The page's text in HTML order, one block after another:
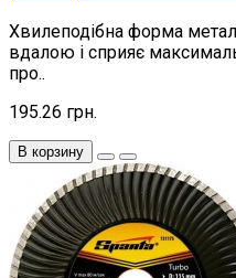
Хвилеподібна форма
вдалою і сприяє
про..
195.26 грн.
В корзину